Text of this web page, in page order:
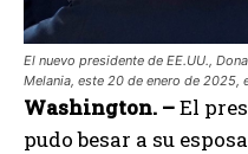
El nuevo presidente de EE.UU.,
Melania, este 20 de enero de 2025,
Washington. –El
pudo besar a su esposa